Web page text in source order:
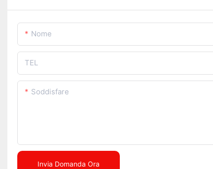
Nome
TEL
Soddisfare
Invia Domanda Ora